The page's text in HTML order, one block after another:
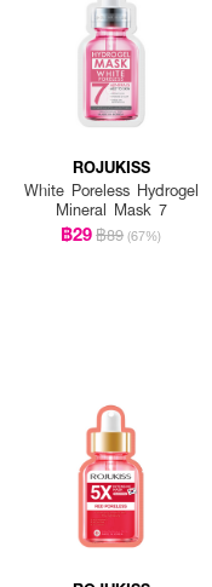
ROJUKISS
White Poreless Hydrogel
Mineral Mask 7
฿29฿89 (67%)